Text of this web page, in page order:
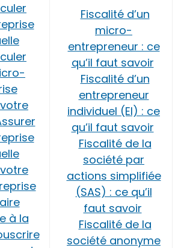
à la
Fiscalité d’un
micro-
entrepreneur : ce
qu’il faut savoir
Fiscalité d’un
entrepreneur
individuel (EI) : ce
qu’il faut savoir
Fiscalité de la
société par
actions simplifiée
(SAS) : ce qu’il
faut savoir
Fiscalité de la
société anonyme